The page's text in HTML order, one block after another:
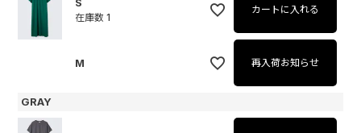
在庫数 1
カートに入れる
M 再入荷お知らせ
GRAY